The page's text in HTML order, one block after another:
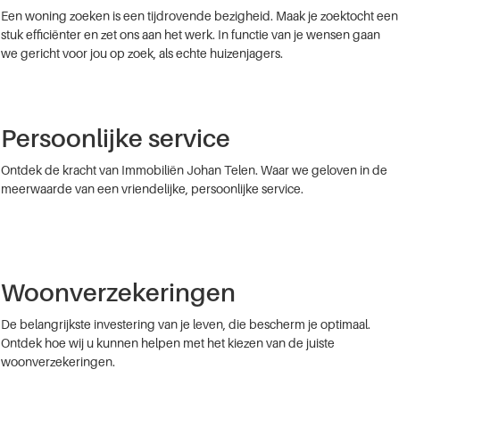
Een woning zoeken is een tijdrovende bezigheid. Maak je zoektocht een
stuk efficiënter en zet ons aan het werk. In functie van je wensen gaan
we gericht voor jou op zoek, als echte huizenjagers.
Persoonlijke service
Ontdek de kracht van Immobiliën Johan Telen. Waar we geloven in de
meerwaarde van een vriendelijke, persoonlijke service.
Woonverzekeringen
De belangrijkste investering van je leven, die bescherm je optimaal.
Ontdek hoe wij u kunnen helpen met het kiezen van de juiste
woonverzekeringen.